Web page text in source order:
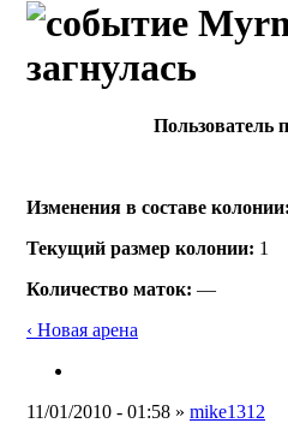
загнулась
Пользователь
Изменения в составе
Текущий размер кoлонии: 1
Количество маток: —
‹ Новая арена
11/01/2010 - 01:58 » mike1312